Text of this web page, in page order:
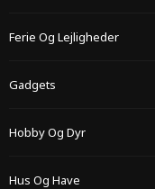
Ferie Og Lejligheder
Gadgets
Hobby Og Dyr
Hus Og Have